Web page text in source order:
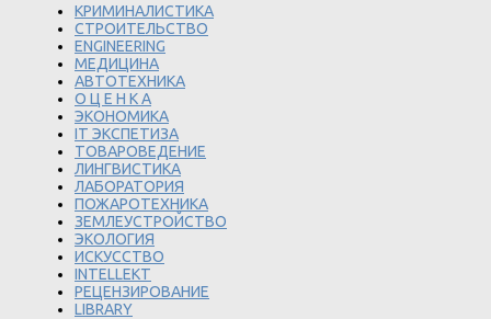
КРИМИНАЛИСТИКА
СТРОИТЕЛЬСТВО
ENGINEERING
МЕДИЦИНА
АВТОТЕХНИКА
О Ц Е Н К А
ЭКОНОМИКА
IT ЭКСПЕТИЗА
ТОВАРОВЕДЕНИЕ
ЛИНГВИСТИКА
ЛАБОРАТОРИЯ
ПОЖАРОТЕХНИКА
ЗЕМЛЕУСТРОЙСТВО
ЭКОЛОГИЯ
ИСКУССТВО
INTELLEKT
РЕЦЕНЗИРОВАНИЕ
LIBRARY